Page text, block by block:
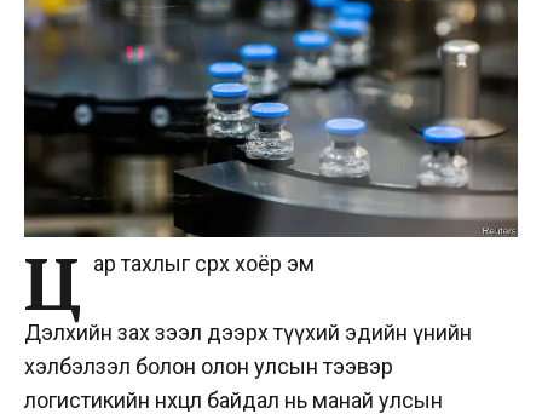
Ц ар тахлыг сөрөх хоёр эм
Дэлхийн зах зээл дээрх түүхий эдийн үнийн
хэлбэлзэл болон олон улсын тээвэр
логистикийн нөхцөл байдал нь манай улсын